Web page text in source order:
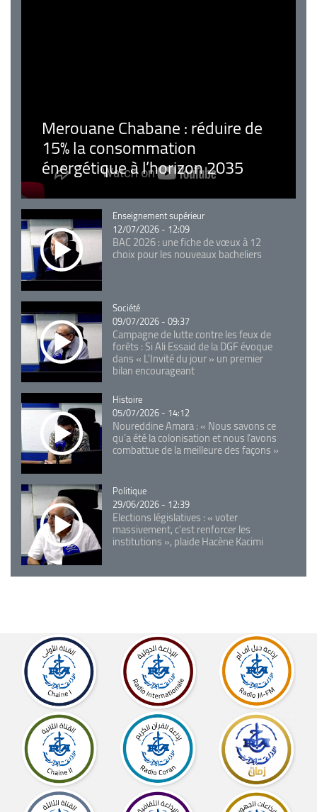
Merouane Chabane : réduire de
15% la consommation
énergétique à l’horizon 2035
Catégorie
Enseignement supérieur
12/07/2026 - 12:09
BAC 2026 : une fiche de vœux à 12
choix pour les nouveaux bacheliers
Catégorie
Société
09/07/2026 - 09:37
Campagne de lutte contre les feux de
forêts : Si Ali Essaid de la DGF évoque
dans « L'Invité du jour » un premier
bilan encourageant
Catégorie
Histoire
05/07/2026 - 14:12
Noureddine Amara : « Nous savons ce
qu’a été la colonisation et nous l’avons
combattue de la meilleure des façons »
Catégorie
Politique
29/06/2026 - 12:39
Elections législatives : « voter
massivement, c'est renforcer les
institutions », plaide Hacène Kacimi